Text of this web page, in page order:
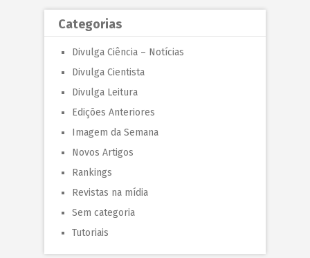
Categorias
Divulga Ciência – Notícias
Divulga Cientista
Divulga Leitura
Edições Anteriores
Imagem da Semana
Novos Artigos
Rankings
Revistas na mídia
Sem categoria
Tutoriais